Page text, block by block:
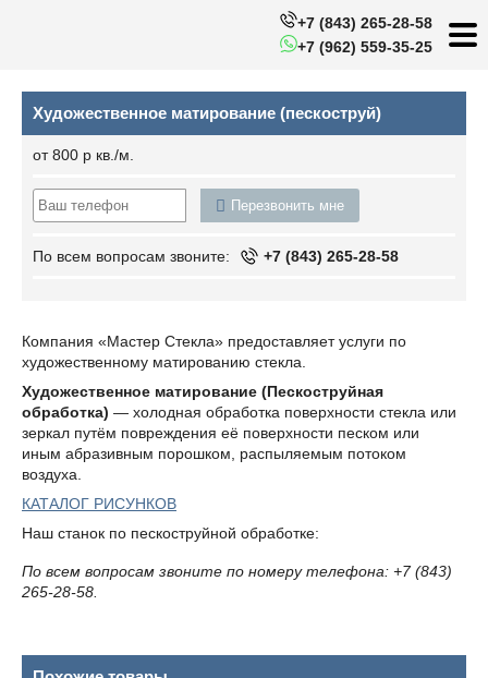
+7 (843) 265-28-58
+7 (962) 559-35-25
Художественное матирование (пескоструй)
от 800 р кв./м.
Перезвонить мне
По всем вопросам звоните: +7 (843) 265-28-58
Компания «Мастер Стекла» предоставляет услуги по
художественному матированию стекла.
Художественное матирование (Пескоструйная
обработка) — холодная обработка поверхности стекла или
зеркал путём повреждения её поверхности песком или
иным абразивным порошком, распыляемым потоком
воздуха.
КАТАЛОГ РИСУНКОВ
Наш станок по пескоструйной обработке:
По всем вопросам звоните по номеру телефона: +7 (843)
265-28-58.